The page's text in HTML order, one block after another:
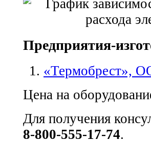
Предприятия-
«Термобрест»,
Цена на
Для получения
8-800-555-17-74.